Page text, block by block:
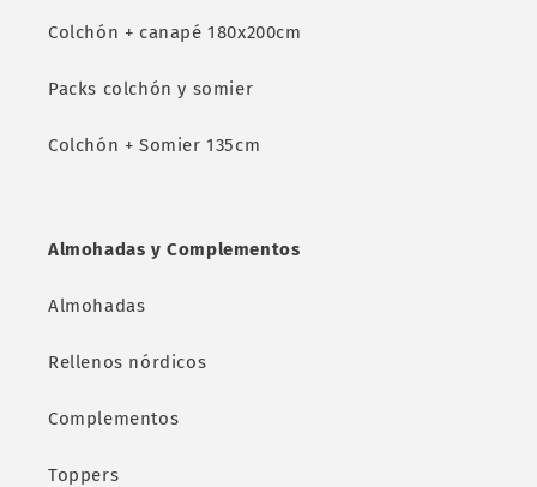
Colchón + canapé 180x200cm
Packs colchón y somier
Colchón + Somier 135cm
Almohadas y Complementos
Almohadas
Rellenos nórdicos
Complementos
Toppers